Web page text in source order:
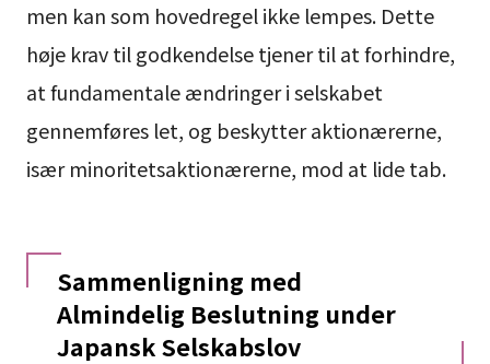
men kan som hovedregel ikke lempes. Dette
høje krav til godkendelse tjener til at forhindre,
at fundamentale ændringer i selskabet
gennemføres let, og beskytter aktionærerne,
især minoritetsaktionærerne, mod at lide tab.
Sammenligning med
Almindelig Beslutning under
Japansk Selskabslov